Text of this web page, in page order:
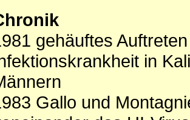
gehäuftes
in
Gallo und